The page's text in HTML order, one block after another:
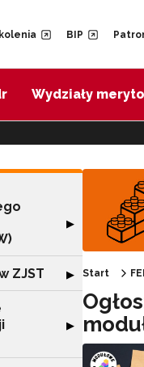
BIP
Wydziały
Rozwiń sekcję
▶
ZJST Rozwiń sekcję
▶
Rozwiń sekcję
▶
Start